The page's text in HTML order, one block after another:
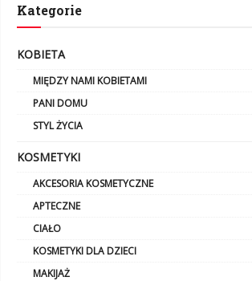
Kategorie
KOBIETA
MIĘDZY NAMI KOBIETAMI
PANI DOMU
STYL ŻYCIA
KOSMETYKI
AKCESORIA KOSMETYCZNE
APTECZNE
CIAŁO
KOSMETYKI DLA DZIECI
MAKIJAŻ